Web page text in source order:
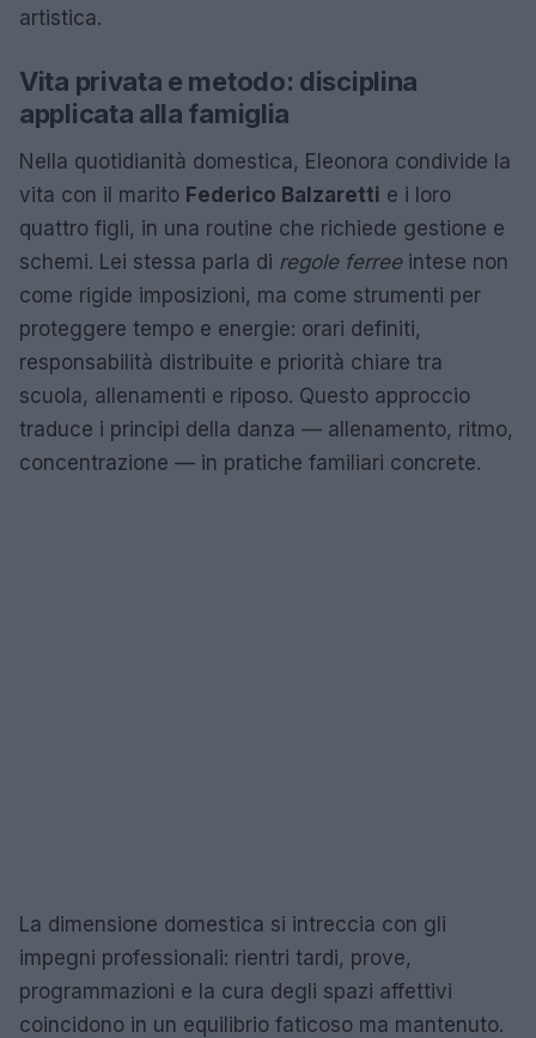
artistica.
Vita privata e metodo: disciplina
applicata alla famiglia
Nella quotidianità domestica, Eleonora condivide la
vita con il marito Federico Balzaretti e i loro
quattro figli, in una routine che richiede gestione e
schemi. Lei stessa parla di regole ferreeintese non
come rigide imposizioni, ma come strumenti per
proteggere tempo e energie: orari definiti,
responsabilità distribuite e priorità chiare tra
scuola, allenamenti e riposo. Questo approccio
traduce i principi della danza — allenamento, ritmo,
concentrazione — in pratiche familiari concrete.
La dimensione domestica si intreccia con gli
impegni professionali: rientri tardi, prove,
programmazioni e la cura degli spazi affettivi
coincidono in un equilibrio faticoso ma mantenuto.